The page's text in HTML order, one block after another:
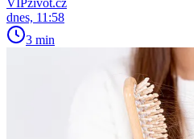
dnes, 11:58
3 min